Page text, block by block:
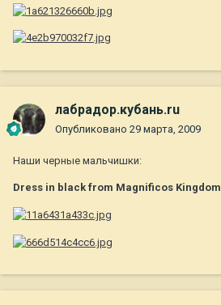
лабрадор.кубань.ru
Опубликовано 29 марта, 2009
Наши черные мальчишки:
Dress in black from Magnificos Kingdom